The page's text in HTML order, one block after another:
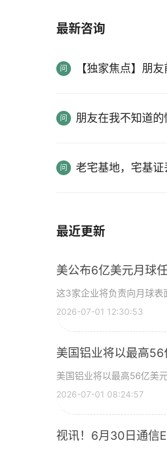
最新咨询
【独家焦点】朋
朋友在我不知道
老宅基地，宅基
最近更新
美公布6亿美元月球
这3家企业将负责向月球
2026-07-01 12:30:53
美国铝业将以最高
美国铝业将以最高56亿美
2026-07-01 08:24:57
视讯！6月30日通信